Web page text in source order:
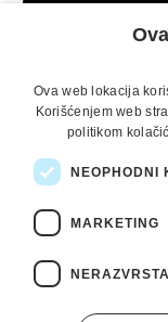
Ova web lokacija
Korišćenjem web
politikom
NEOPHODNI
MARKETING